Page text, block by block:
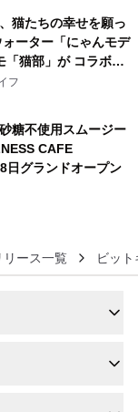
猫たちの幸せを願っ
ーター「にゃんモデ
「猫部」が コラボキ
フ
糖不使用スムージー
CAFE
日グランドオープン
リース一覧 ビッ